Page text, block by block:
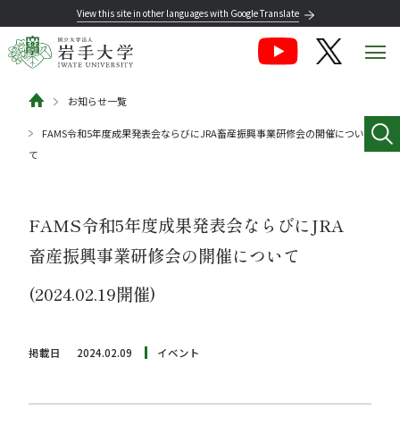
View this site in other languages with Google Translate
お知らせ一覧
FAMS令和5年度成果発表会ならびにJRA畜産振興事業研修会の開催につい
て
FAMS令和5年度成果発表会ならびにJRA
畜産振興事業研修会の開催について
(2024.02.19開催)
掲載日 2024.02.09 イベント